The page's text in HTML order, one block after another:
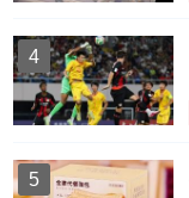
4
5